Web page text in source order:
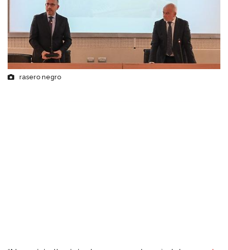
rasero negro